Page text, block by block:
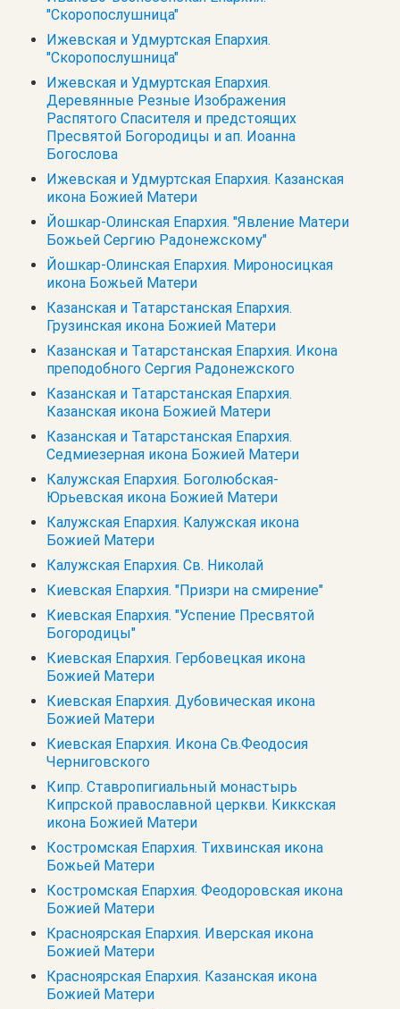
"Скоропослушница"
Ижевская и Удмуртская Епархия.
"Скоропослушница"
Ижевская и Удмуртская Епархия.
Деревянные Резные Изображения
Распятого Спасителя и предстоящих
Пресвятой Богородицы и ап. Иоанна
Богослова
Ижевская и Удмуртская Епархия. Казанская
икона Божией Матери
Йошкар-Олинская Епархия. "Явление Матери
Божьей Сергию Радонежскому"
Йошкар-Олинская Епархия. Мироносицкая
икона Божьей Матери
Казанская и Татарстанская Епархия.
Грузинская икона Божией Матери
Казанская и Татарстанская Епархия. Икона
преподобного Сергия Радонежского
Казанская и Татарстанская Епархия.
Казанская икона Божией Матери
Казанская и Татарстанская Епархия.
Седмиезерная икона Божией Матери
Калужская Епархия. Боголюбская-
Юрьевская икона Божией Матери
Калужская Епархия. Калужская икона
Божией Матери
Калужская Епархия. Св. Николай
Киевская Епархия. "Призри на смирение"
Киевская Епархия. "Успение Пресвятой
Богородицы"
Киевская Епархия. Гербовецкая икона
Божией Матери
Киевская Епархия. Дубовическая икона
Божией Матери
Киевская Епархия. Икона Св.Феодосия
Черниговского
Кипр. Cтавропигиальный монастырь
Кипрской православной церкви. Киккская
икона Божией Матери
Костромская Епархия. Тихвинская икона
Божьей Матери
Костромская Епархия. Феодоровская икона
Божией Матери
Красноярская Епархия. Иверская икона
Божией Матери
Красноярская Епархия. Казанская икона
Божией Матери